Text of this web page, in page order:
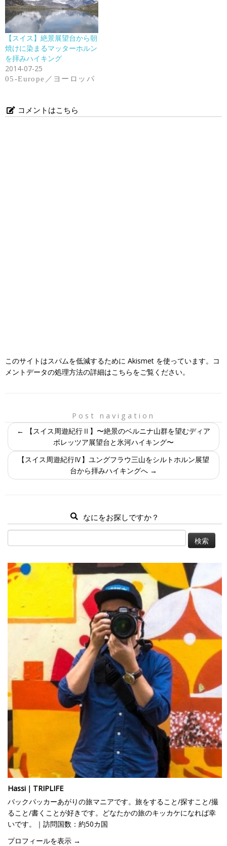
【スイス】絶景展望台から朝
焼けに染まるマッターホルン
を拝みハイキング
2014-07-25
05-Europe／ヨーロッパ
コメントはこちら
このサイトはスパムを低減するために Akismet を使っています。 コ
メントデータの処理方法の詳細はこちらをご覧ください。
Post navigation
←
【スイス周遊紀行Ⅱ】〜絶景のベルニナ山群を望むディア
ボレッツア展望台と氷河ハイキング〜
【スイス周遊紀行Ⅳ】ユングフラウ三山をシルトホルン展望
台から拝みハイキングへ →
なにをお探しですか？
検
索:
Hassi｜TRIPLIFE
バックパッカーあがりの旅マニアです。旅をすること/探すこと/撮
ること/書くことが好きです。どなたかの旅のキッカケになれば幸
いです。｜訪問国数：約50カ国
プロフィールを表示 →